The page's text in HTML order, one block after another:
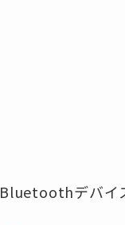
Bluetoothデバイ